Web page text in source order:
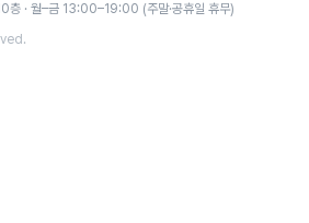
층 · 월–금 13:00–19:00 (주말·공휴일 휴무)